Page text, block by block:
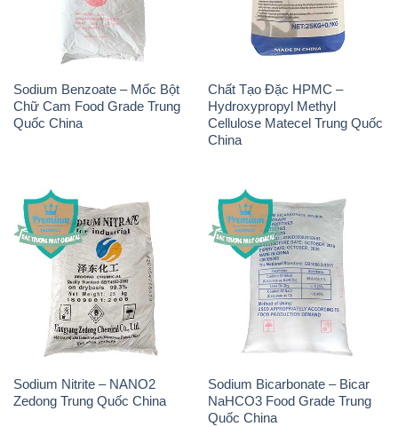
Sodium Benzoate – Mốc Bột
Chữ Cam Food Grade Trung
Quốc China
Chất Tạo Đặc HPMC –
Hydroxypropyl Methyl
Cellulose Matecel Trung Quốc
China
Sodium Nitrite – NANO2
Zedong Trung Quốc China
Sodium Bicarbonate – Bicar
NaHCO3 Food Grade Trung
Quốc China